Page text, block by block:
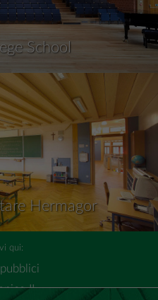
School
Hermagor
qui:
II